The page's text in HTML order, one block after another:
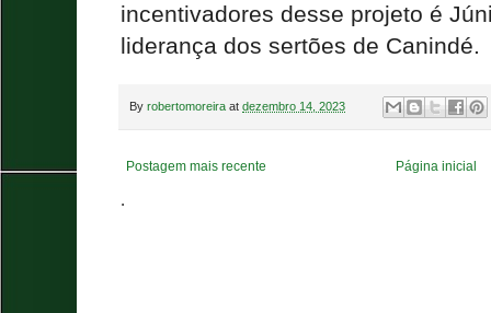
incentivadores desse projeto é
liderança dos sertões de Canindé.
By robertomoreira at dezembro 14, 2023
Postagem mais recente Página inicial
.